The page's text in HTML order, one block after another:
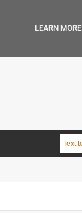
LEARN MORE